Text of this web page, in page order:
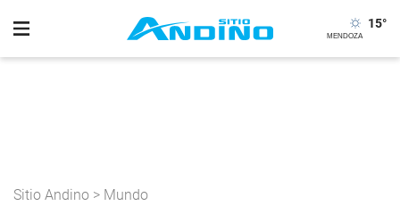
15°
Sitio Andino > Mundo